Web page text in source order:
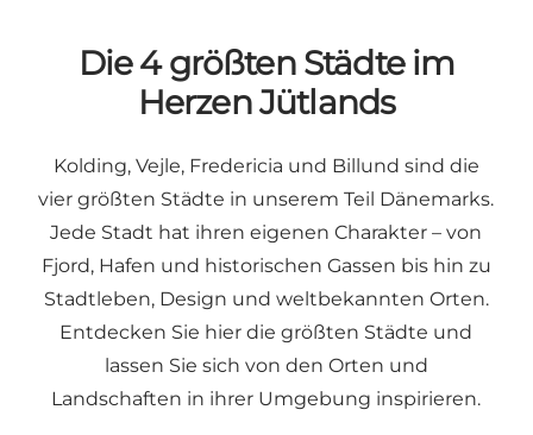
Die 4 größten Städte im
Herzen Jütlands
Kolding, Vejle, Fredericia und Billund sind die
vier größten Städte in unserem Teil Dänemarks.
Jede Stadt hat ihren eigenen Charakter – von
Fjord, Hafen und historischen Gassen bis hin zu
Stadtleben, Design und weltbekannten Orten.
Entdecken Sie hier die größten Städte und
lassen Sie sich von den Orten und
Landschaften in ihrer Umgebung inspirieren.